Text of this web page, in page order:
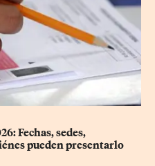
Fechas, sedes,
pueden presentarlo